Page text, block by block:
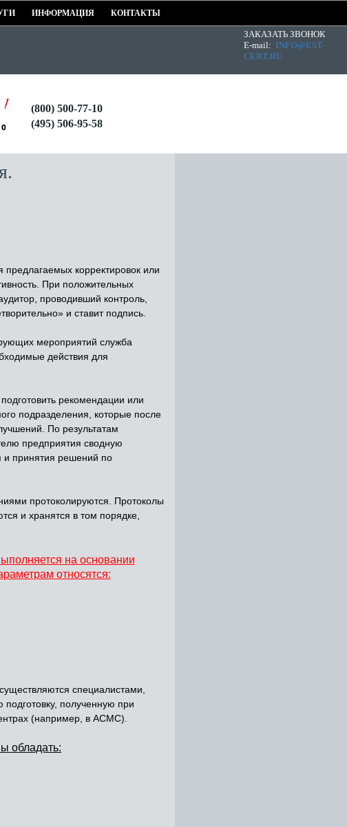
ИНФОРМАЦИЯ КОНТАКТЫ
ЗАКАЗАТЬ ЗВОНОК
E-mail: INFO@EST-
CERT.RU
(800) 500-77-10
(495) 506-95-58
корректировок или
При положительных
проводивший контроль,
и ставит подпись.
мероприятий служба
действия для
рекомендации или
подразделения, которые после
По результатам
предприятия сводную
и принятия решений по
протоколируются. Протоколы
и хранятся в том порядке,
на основании
относятся:
специалистами,
полученную при
(например, в АСМС).
обладать: